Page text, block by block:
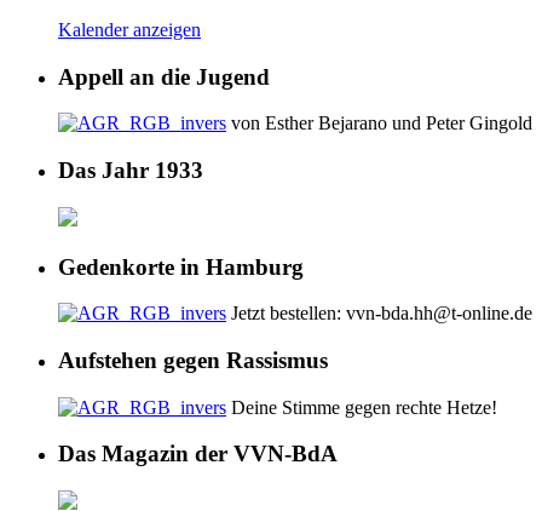
Kalender anzeigen
Appell an die Jugend
von Esther Bejarano und Peter Gingold
Das Jahr 1933
Gedenkorte in Hamburg
Jetzt bestellen: vvn-bda.hh@t-online.de
Aufstehen gegen Rassismus
Deine Stimme gegen rechte Hetze!
Das Magazin der VVN-BdA